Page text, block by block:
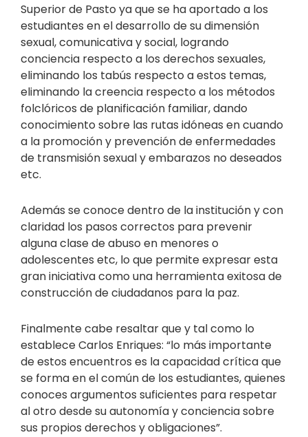
Superior de Pasto ya que se ha aportado a los
estudiantes en el desarrollo de su dimensión
sexual, comunicativa y social, logrando
conciencia respecto a los derechos sexuales,
eliminando los tabús respecto a estos temas,
eliminando la creencia respecto a los métodos
folclóricos de planificación familiar, dando
conocimiento sobre las rutas idóneas en cuando
a la promoción y prevención de enfermedades
de transmisión sexual y embarazos no deseados
etc.
Además se conoce dentro de la institución y con
claridad los pasos correctos para prevenir
alguna clase de abuso en menores o
adolescentes etc, lo que permite expresar esta
gran iniciativa como una herramienta exitosa de
construcción de ciudadanos para la paz.
Finalmente cabe resaltar que y tal como lo
establece Carlos Enriques: “lo más importante
de estos encuentros es la capacidad crítica que
se forma en el común de los estudiantes, quienes
conoces argumentos suficientes para respetar
al otro desde su autonomía y conciencia sobre
sus propios derechos y obligaciones”.